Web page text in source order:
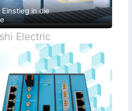
in die
Electric